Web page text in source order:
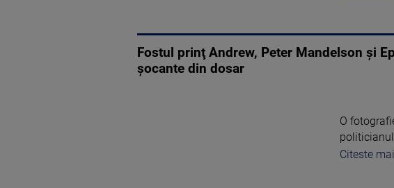
Fostul prinţ Andrew, Peter Mandelson şi
șocante din dosar
O
Citeste